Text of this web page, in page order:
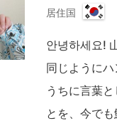
居住国
韓
国
안녕하세요!
同じように
うちに言葉
とを、今で